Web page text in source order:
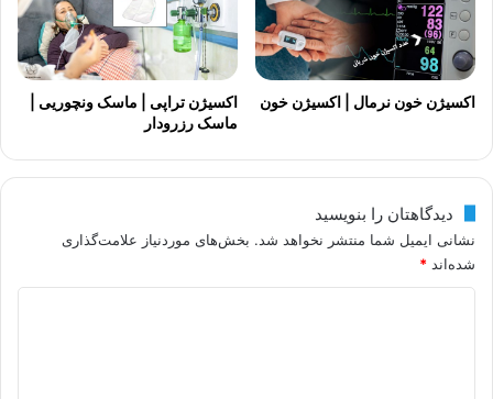
اکسیژن خون نرمال | اکسیژن خون
اکسیژن تراپی | ماسک ونچوریی |
ماسک رزرودار
دیدگاهتان را بنویسید
نشانی ایمیل شما منتشر نخواهد شد. بخش‌های موردنیاز علامت‌گذاری
شده‌اند *